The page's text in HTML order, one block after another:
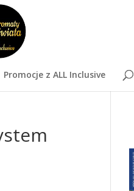
Promocje z ALL Inclusive